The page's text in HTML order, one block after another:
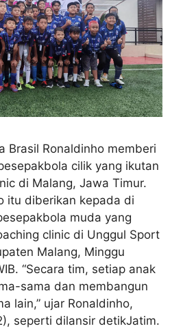
Brasil Ronaldinho memberi
cilik yang ikutan
di Malang, Jawa Timur.
itu diberikan kepada di
muda yang
clinic di Unggul Sport
Malang, Minggu
“Secara tim, setiap anak
sama dan membangun
lain,” ujar Ronaldinho,
seperti dilansir detikJatim.